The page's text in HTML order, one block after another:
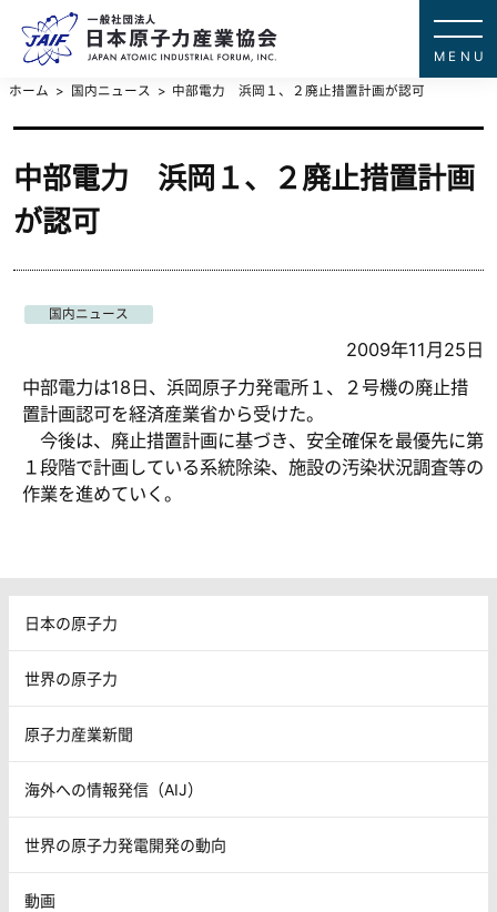
ホーム 国内ニュース 中部電力 浜岡１、２廃止措置計画が認可
中部電力 浜岡１、２廃止措置計画
が認可
国内ニュース
2009年11月25日
中部電力は18日、浜岡原子力発電所１、２号機の廃止措
置計画認可を経済産業省から受けた。
今後は、廃止措置計画に基づき、安全確保を最優先に第
１段階で計画している系統除染、施設の汚染状況調査等の
作業を進めていく。
日本の原子力
世界の原子力
原子力産業新聞
海外への情報発信（AIJ）
世界の原子力発電開発の動向
動画